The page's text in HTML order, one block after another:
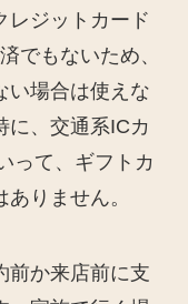
レジットカード
でもないため、
い場合は使えな
に、交通系ICカ
って、ギフトカ
りません。
前か来店前に支